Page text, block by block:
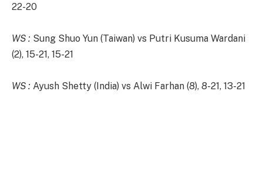
22-20
WS : Sung Shuo Yun (Taiwan) vs Putri Kusuma Wardani
(2), 15-21, 15-21
WS : Ayush Shetty (India) vs Alwi Farhan (8), 8-21, 13-21